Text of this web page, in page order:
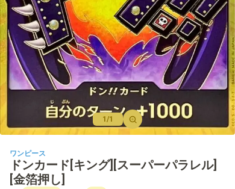
【OP-10】王族の血統
【OP-09】新たなる皇帝
【PRB-01】ONE PIECE CARD THE BEST
【OP-08】二つの伝説
【OP-07】500年後の未来
【OP-06】双璧の覇者
【OP-05】新時代の主役
【OP-04】謀略の王国
1/1
ワンピース
ドンカード[キング][スーパーパラレル]
[金箔押し]